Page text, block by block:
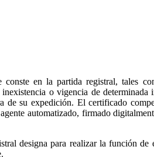
en la partida registral, tales
o vigencia de
su expedición. El certificado
automatizado, firmado
designa para realizar la función